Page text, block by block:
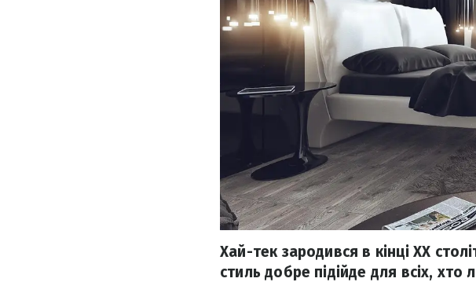
Хай-тек зародився в кінці XX
стиль добре підійде для всіх,